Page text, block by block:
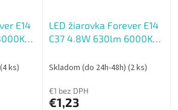
E14
(4 ks)
LED žiarovka Forever E14
C37 4.8W 630lm 6000K
E
Skladom (do 24h-48h) (2 ks)
€1 bez DPH
€1,23